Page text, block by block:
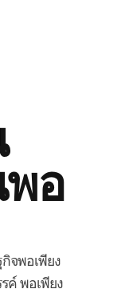
อ
จพอเพียง
ค์ พอเพียง